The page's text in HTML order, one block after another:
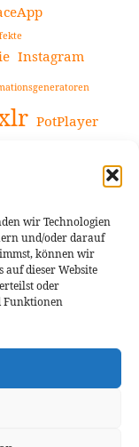
wir Technologien
und/oder darauf
können wir
auf dieser Website
oder
Funktionen
Instagram
PotPlayer
Videos